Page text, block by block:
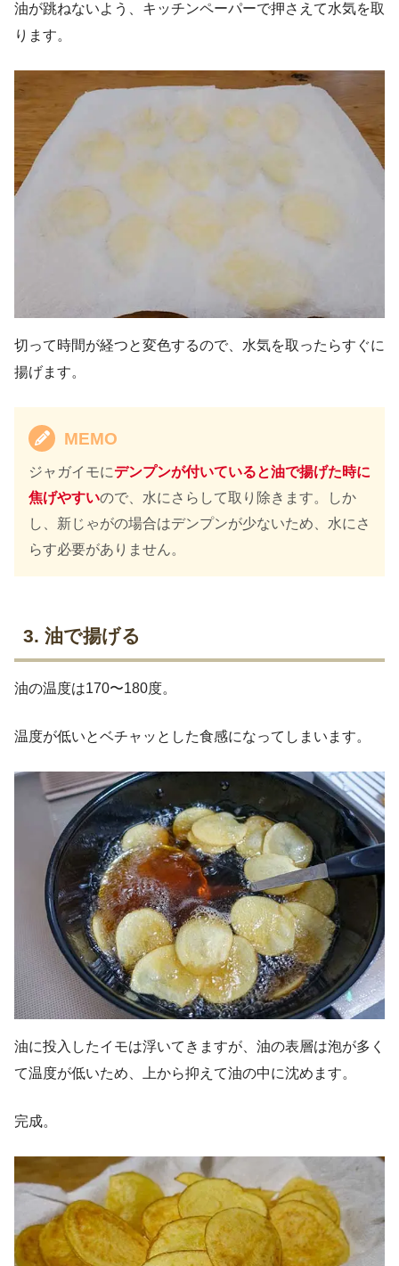
油が跳ねないよう、キッチンペーパーで押さえて水気を取
ります。
切って時間が経つと変色するので、水気を取ったらすぐに
揚げます。
MEMO
ジャガイモにデンプンが付いていると油で揚げた時に
焦げやすいので、水にさらして取り除きます。しか
し、新じゃがの場合はデンプンが少ないため、水にさ
らす必要がありません。
3. 油で揚げる
油の温度は170〜180度。
温度が低いとベチャッとした食感になってしまいます。
油に投入したイモは浮いてきますが、油の表層は泡が多く
て温度が低いため、上から抑えて油の中に沈めます。
完成。